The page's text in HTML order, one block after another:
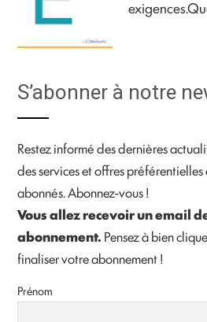
S’abonner à notre
Restez informé des dernières
des services et offres
abonnés. Abonnez-vous !
Vous allez recevoir un email
abonnement. Pensez à bien
finaliser votre abonnement !
Prénom